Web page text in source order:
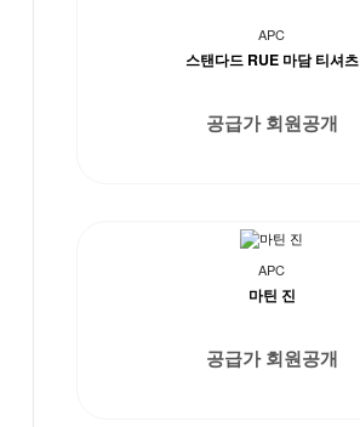
APC
스탠다드 RUE 마담 티셔츠
공급가 회원공개
APC
마틴 진
공급가 회원공개